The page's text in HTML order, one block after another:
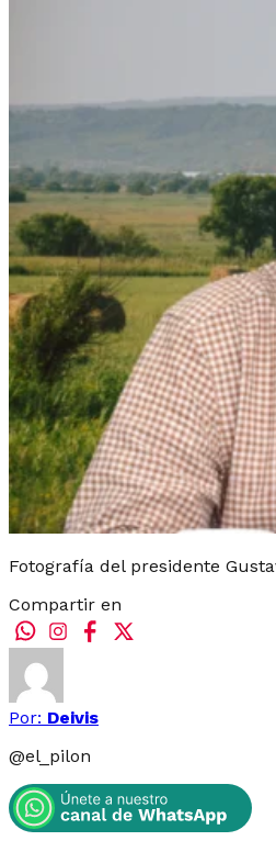
Fotografía del presidente
Compartir en
Por: Deivis
@el_pilon